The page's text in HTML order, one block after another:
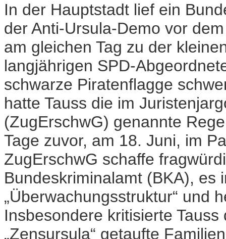
In der Hauptstadt lief ein
der Anti-Ursula-Demo vor
am gleichen Tag zu der
langjährigen SPD-
schwarze Piratenflagge
hatte Tauss die im
(ZugErschwG) genannte
Tage zuvor, am 18. Juni, im
ZugErschwG schaffe
Bundeskriminalamt (BKA), es
„Überwachungsstruktur“ und
Insbesondere kritisierte
„Zensursula“ getaufte